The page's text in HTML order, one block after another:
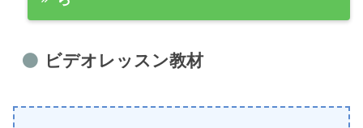
ビデオレッスン教材